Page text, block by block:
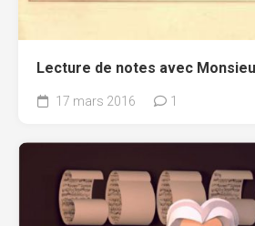
Lecture de notes avec
17 mars 2016 1